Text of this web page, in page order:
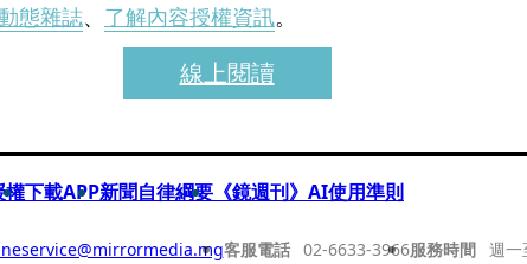
態雜誌、 了解內容授權資訊。
線上閱讀
權下載APP新聞自律綱要 《鏡週刊》AI使用準則
客服電話 02-6633-3966服務時間 週一